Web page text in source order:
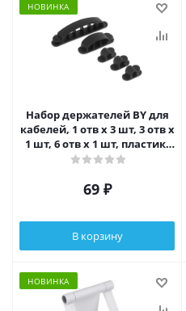
НОВИНКА
Набор держателей BY для
кабелей, 1 отв x 3 шт, 3 отв x
1 шт, 6 отв x 1 шт, пластик,
чёрный
69₽
В корзину
НОВИНКА